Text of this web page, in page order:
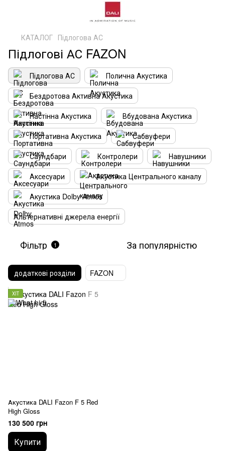
КАТАЛОГ Підлогова АС
Підлогові АС FAZON
Підлогова АС
Полична Акустика
Бездротова Активна Акустика
Настінна Акустика
Вбудована Акустика
Портативна Акустика
Сабвуфери
Саундбари
Контролери
Навушники
Аксесуари
Акустика Центрального каналу
Акустика Dolby Atmos
Альтернативні джерела енергії
Фільтр 1 За популярністю
додаткові розділи FAZON
ХІТ
Акустика DALI Fazon F 5 Red
High Gloss
130 500 грн
Купити